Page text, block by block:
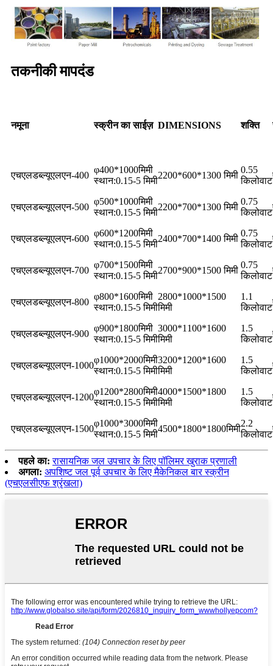
तकनीकी मापदंड
नमूना स्क्रीन का साईज़ DIMENSIONS शक्ति
एचएलडब्ल्यूएलएन-400
φ400*1000मिमी
स्थान:0.15-5 मिमी
2200*600*1300 मिमी
0.55
किलोवाट
एचएलडब्ल्यूएलएन-500
φ500*1000मिमी
स्थान:0.15-5 मिमी
2200*700*1300 मिमी
0.75
किलोवाट
एचएलडब्ल्यूएलएन-600
φ600*1200मिमी
स्थान:0.15-5 मिमी
2400*700*1400 मिमी
0.75
किलोवाट
एचएलडब्ल्यूएलएन-700
φ700*1500मिमी
स्थान:0.15-5 मिमी
2700*900*1500 मिमी
0.75
किलोवाट
एचएलडब्ल्यूएलएन-800
φ800*1600मिमी
स्थान:0.15-5 मिमी
2800*1000*1500
मिमी
1.1
किलोवाट
एचएलडब्ल्यूएलएन-900
φ900*1800मिमी
स्थान:0.15-5 मिमी
3000*1100*1600
मिमी
1.5
किलोवाट
एचएलडब्ल्यूएलएन-1000
φ1000*2000मिमी
स्थान:0.15-5 मिमी
3200*1200*1600
मिमी
1.5
किलोवाट
एचएलडब्ल्यूएलएन-1200
φ1200*2800मिमी
स्थान:0.15-5 मिमी
4000*1500*1800
मिमी
1.5
किलोवाट
एचएलडब्ल्यूएलएन-1500
φ1000*3000मिमी
स्थान:0.15-5 मिमी
4500*1800*1800मिमी
2.2
किलोवाट
पहले का: रासायनिक जल उपचार के लिए पॉलिमर खुराक प्रणाली
अगला: अपशिष्ट जल पूर्व उपचार के लिए मैकेनिकल बार स्क्रीन
(एचएलसीएफ श्रृंखला)